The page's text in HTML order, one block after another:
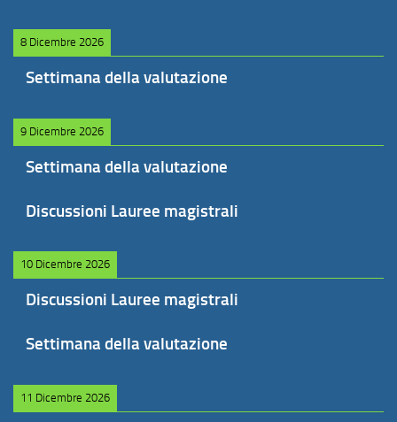
8 Dicembre 2026
Settimana della valutazione
9 Dicembre 2026
Settimana della valutazione
Discussioni Lauree magistrali
10 Dicembre 2026
Discussioni Lauree magistrali
Settimana della valutazione
11 Dicembre 2026